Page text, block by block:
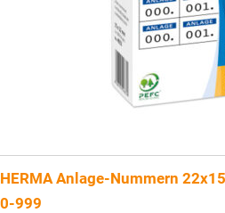
HERMA Anlage-Nummern
0-999